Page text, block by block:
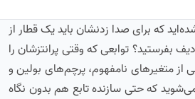
که برای صدا زدنشان باید یک قطار از
بفرستید؟ توابعی که وقتی پرانتزشان را
از متغیرهای نامفهوم، پرچم‌های بولین و
که حتی سازنده تابع هم بدون نگاه